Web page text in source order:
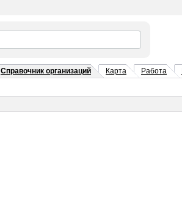
Справочник организаций Карта Работа